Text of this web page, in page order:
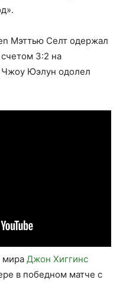
Мэттью Селт одержал
3:2 на
Юэлун одолел
мира Джон Хиггинс
в победном матче с